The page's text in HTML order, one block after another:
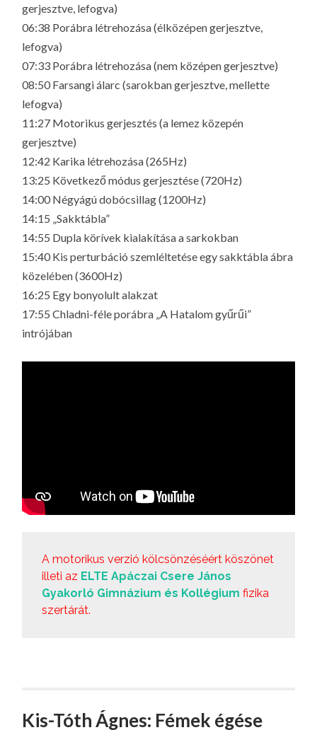
gerjesztve, lefogva)
06:38 Porábra létrehozása (élközépen gerjesztve,
lefogva)
07:33 Porábra létrehozása (nem középen gerjesztve)
08:50 Farsangi álarc (sarokban gerjesztve, mellette
lefogva)
11:27 Motorikus gerjesztés (a lemez közepén
gerjesztve)
12:42 Karika létrehozása (265Hz)
13:25 Következő módus gerjesztése (720Hz)
14:00 Négyágú dobócsillag (1200Hz)
14:15 „Sakktábla”
14:55 Dupla körívek kialakítása a sarkokban
15:40 Kis perturbáció szemléltetése egy sakktábla ábra
közelében (3600Hz)
16:25 Egy bonyolult alakzat
17:55 Chladni-féle porábra „A Hatalom gyűrűi”
intrójában
A motorikus verzió kölcsönzéséért köszönet
illeti az ELTE Apáczai Csere János
Gyakorló Gimnázium és Kollégium fizika
szertárát.
Kis-Tóth Ágnes: Fémek égése